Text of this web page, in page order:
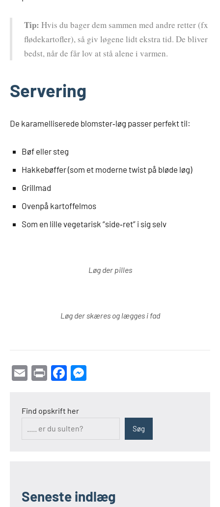
Tip: Hvis du bager dem sammen med andre retter (fx
flødekartofler), så giv løgene lidt ekstra tid. De bliver
bedst, når de får lov at stå alene i varmen.
Servering
De karamelliserede blomster‑løg passer perfekt til:
Bøf eller steg
Hakkebøffer (som et moderne twist på bløde løg)
Grillmad
Ovenpå kartoffelmos
Som en lille vegetarisk “side‑ret” i sig selv
Løg der pilles
Løg der skæres og lægges i fad
EmailPrintFacebook
Find opskrift her
Søg
Seneste indlæg